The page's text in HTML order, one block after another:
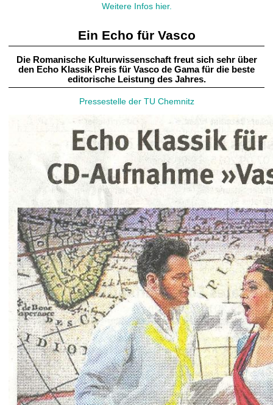
Weitere Infos hier.
Ein Echo für Vasco
Die Romanische Kulturwissenschaft freut sich sehr über
den Echo Klassik Preis für Vasco de Gama für die beste
editorische Leistung des Jahres.
Pressestelle der TU Chemnitz